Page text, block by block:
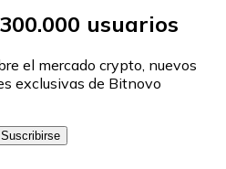
usuarios
el mercado crypto, nuevos
exclusivas de Bitnovo
Suscribirse